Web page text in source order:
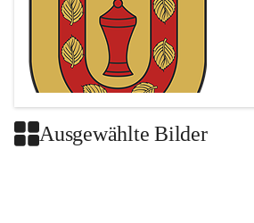
Ausgewählte Bilder